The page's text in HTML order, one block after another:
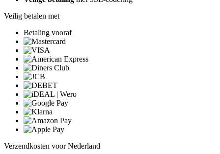
Veilig betalen met
Betaling vooraf
Verzendkosten voor Nederland